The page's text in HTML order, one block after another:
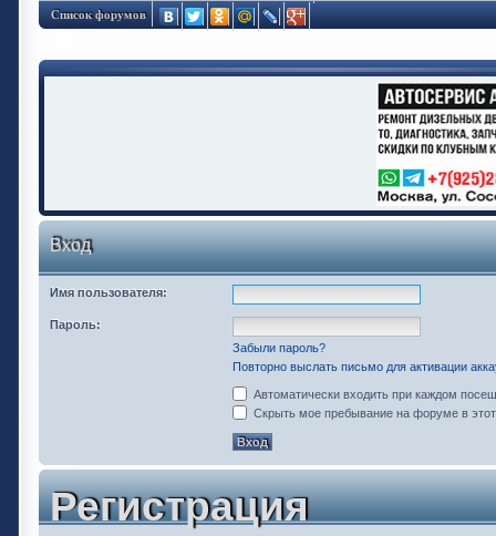
Список форумов
Вход
Имя пользователя:
Пароль:
Забыли пароль?
Повторно выслать письмо для активации
Автоматически входить при каждом
Скрыть мое пребывание на форуме в
Регистрация